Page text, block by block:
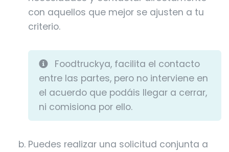
con aquellos que mejor se ajusten a tu
criterio.
Foodtruckya, facilita el contacto
entre las partes, pero no interviene en
el acuerdo que podáis llegar a cerrar,
ni comisiona por ello.
Puedes realizar una solicitud conjunta a